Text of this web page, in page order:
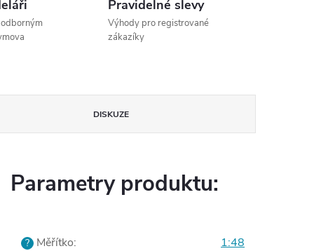
Pravidelné slevy
Výhody pro registrované
zákazíky
DISKUZE
Parametry produktu:
? Měřítko: 1:48